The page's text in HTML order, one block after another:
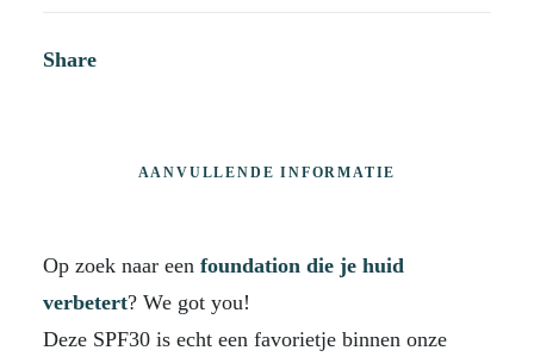
Share
AANVULLENDE INFORMATIE
Op zoek naar een foundation die je huid
verbetert? We got you!
Deze SPF30 is echt een favorietje binnen onze